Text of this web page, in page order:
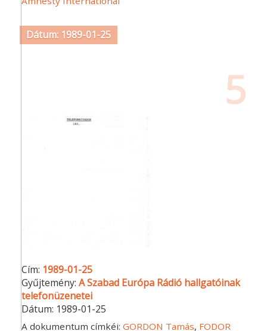
Dátum: 1989-01-25
5
Cím: 1989-01-25
Gyűjtemény:A Szabad Európa Rádió hallgatóinak
telefonüzenetei
Dátum: 1989-01-25
A dokumentum címkéi:GORDON Tamás, FODOR